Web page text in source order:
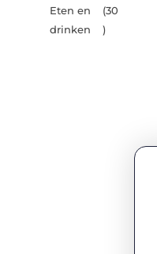
Eten en
drinken
(30
)